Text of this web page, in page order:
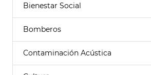
Bienestar Social
Bomberos
Contaminación Acústica